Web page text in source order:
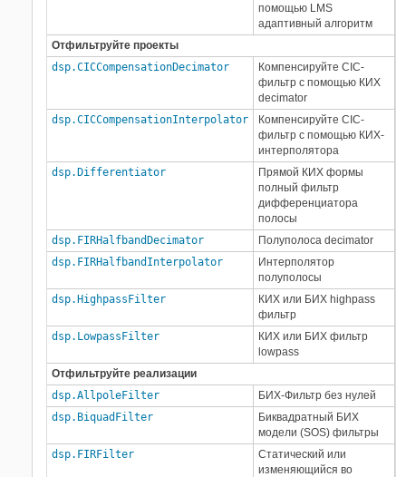
помощью LMS
адаптивный алгоритм
Отфильтруйте проекты
dsp.CICCompensationDecimator
Компенсируйте CIC-
фильтр с помощью КИХ
decimator
dsp.CICCompensationInterpolator
Компенсируйте CIC-
фильтр с помощью КИХ-
интерполятора
dsp.Differentiator
Прямой КИХ формы
полный фильтр
дифференциатора
полосы
dsp.FIRHalfbandDecimator
Полуполоса decimator
dsp.FIRHalfbandInterpolator
Интерполятор
полуполосы
dsp.HighpassFilter
КИХ или БИХ highpass
фильтр
dsp.LowpassFilter
КИХ или БИХ фильтр
lowpass
Отфильтруйте реализации
dsp.AllpoleFilter
БИХ-Фильтр без нулей
dsp.BiquadFilter
Биквадратный БИХ
модели (SOS) фильтры
dsp.FIRFilter
Статический или
изменяющийся во